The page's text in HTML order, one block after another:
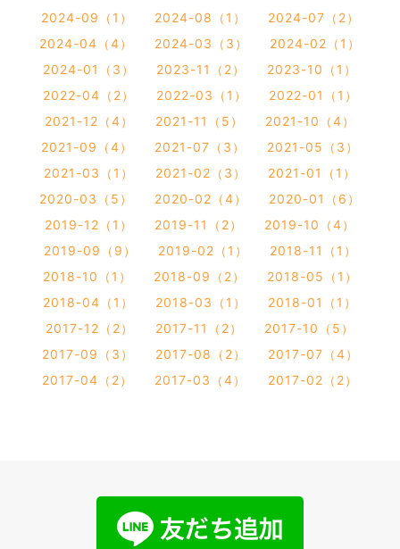
2024-09（1）
2024-08（1）
2024-07（2）
2024-04（4）
2024-03（3）
2024-02（1）
2024-01（3）
2023-11（2）
2023-10（1）
2022-04（2）
2022-03（1）
2022-01（1）
2021-12（4）
2021-11（5）
2021-10（4）
2021-09（4）
2021-07（3）
2021-05（3）
2021-03（1）
2021-02（3）
2021-01（1）
2020-03（5）
2020-02（4）
2020-01（6）
2019-12（1）
2019-11（2）
2019-10（4）
2019-09（9）
2019-02（1）
2018-11（1）
2018-10（1）
2018-09（2）
2018-05（1）
2018-04（1）
2018-03（1）
2018-01（1）
2017-12（2）
2017-11（2）
2017-10（5）
2017-09（3）
2017-08（2）
2017-07（4）
2017-04（2）
2017-03（4） 2017-02（2）